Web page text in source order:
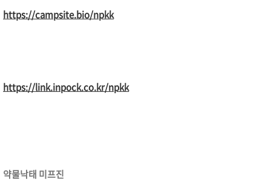
https://campsite.bio/npkk
https://link.inpock.co.kr/npkk
약물낙태 미프진